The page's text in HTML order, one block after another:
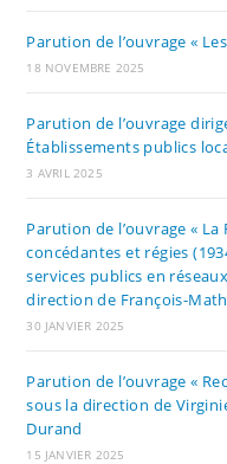
Parution de l’ouvrage «
18 NOVEMBRE 2025
Parution de l’ouvrage
Établissements publics
3 AVRIL 2025
Parution de l’ouvrage «
concédantes et régies
services publics en
direction de François-
30 JANVIER 2025
Parution de l’ouvrage «
sous la direction de
Durand
15 JANVIER 2025